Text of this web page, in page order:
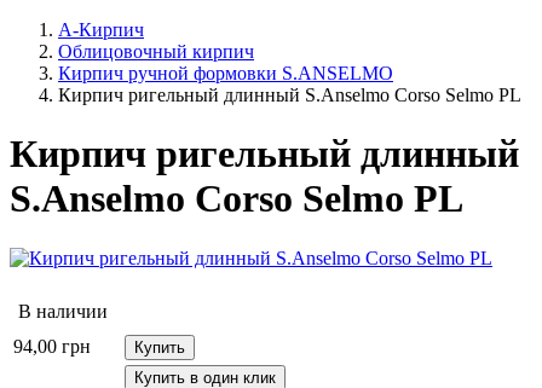
А-Кирпич
Облицовочный кирпич
Кирпич ручной формовки S.ANSELMO
Кирпич ригельный длинный S.Anselmo Corso Selmo PL
Кирпич ригельный длинный
S.Anselmo Corso Selmo PL
В наличии
94,00 грн
Купить
Купить в один клик